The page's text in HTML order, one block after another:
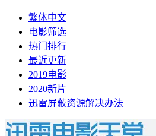
繁体中文
电影筛选
热门排行
最近更新
2019电影
2020新片
迅雷屏蔽资源解决办法